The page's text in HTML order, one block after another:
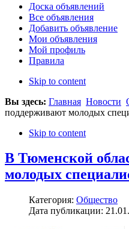
Доска объявлений
Все объявления
Добавить объявление
Мои объявления
Мой профиль
Правила
Skip to content
Вы здесь: Главная Новости
поддерживают молодых
Skip to content
В Тюменской
молодых
Категория: Общество
Дата публикации: